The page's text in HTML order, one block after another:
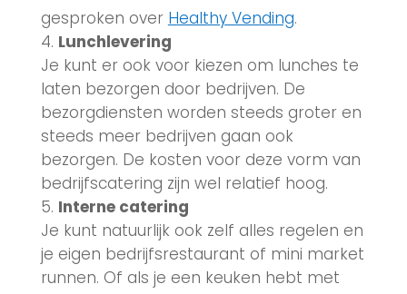
gesproken over Healthy Vending.
Lunchlevering
Je kunt er ook voor kiezen om lunches te
laten bezorgen door bedrijven. De
bezorgdiensten worden steeds groter en
steeds meer bedrijven gaan ook
bezorgen. De kosten voor deze vorm van
bedrijfscatering zijn wel relatief hoog.
Interne catering
Je kunt natuurlijk ook zelf alles regelen en
je eigen bedrijfsrestaurant of mini market
runnen. Of als je een keuken hebt met